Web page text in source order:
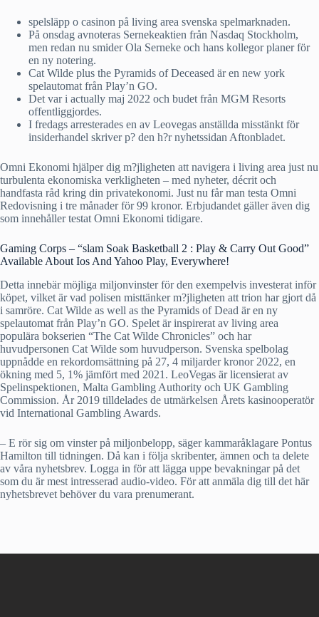
spelsläpp o casinon på living area svenska spelmarknaden.
På onsdag avnoteras Sernekeaktien från Nasdaq Stockholm,
men redan nu smider Ola Serneke och hans kollegor planer för
en ny notering.
Cat Wilde plus the Pyramids of Deceased är en new york
spelautomat från Play’n GO.
Det var i actually maj 2022 och budet från MGM Resorts
offentliggjordes.
I fredags arresterades en av Leovegas anställda misstänkt för
insiderhandel skriver p? den h?r nyhetssidan Aftonbladet.
Omni Ekonomi hjälper dig m?jligheten att navigera i living area just nu
turbulenta ekonomiska verkligheten – med nyheter, décrit och
handfasta råd kring din privatekonomi. Just nu får man testa Omni
Redovisning i tre månader för 99 kronor. Erbjudandet gäller även dig
som innehåller testat Omni Ekonomi tidigare.
Gaming Corps – “slam Soak Basketball 2 : Play & Carry Out Good”
Available About Ios And Yahoo Play, Everywhere!
Detta innebär möjliga miljonvinster för den exempelvis investerat inför
köpet, vilket är vad polisen misttänker m?jligheten att trion har gjort då
i samröre. Cat Wilde as well as the Pyramids of Dead är en ny
spelautomat från Play’n GO. Spelet är inspirerat av living area
populära bokserien “The Cat Wilde Chronicles” och har
huvudpersonen Cat Wilde som huvudperson. Svenska spelbolag
uppnådde en rekordomsättning på 27, 4 miljarder kronor 2022, en
ökning med 5, 1% jämfört med 2021. LeoVegas är licensierat av
Spelinspektionen, Malta Gambling Authority och UK Gambling
Commission. År 2019 tilldelades de utmärkelsen Årets kasinooperatör
vid International Gambling Awards.
– E rör sig om vinster på miljonbelopp, säger kammaråklagare Pontus
Hamilton till tidningen. Då kan i följa skribenter, ämnen och ta delete
av våra nyhetsbrev. Logga in för att lägga uppe bevakningar på det
som du är mest intresserad audio-video. För att anmäla dig till det här
nyhetsbrevet behöver du vara prenumerant.